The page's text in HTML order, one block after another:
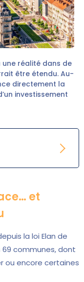
une réalité dans de
être étendu. Au-
directement la
investissement
et
la loi Elan de
69 communes, dont
ou encore certaines